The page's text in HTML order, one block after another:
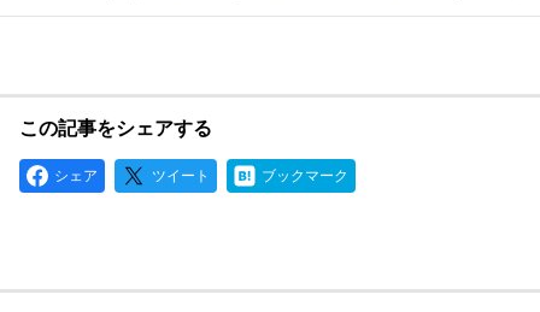
この記事をシェアする
シェア ツイート ブックマーク